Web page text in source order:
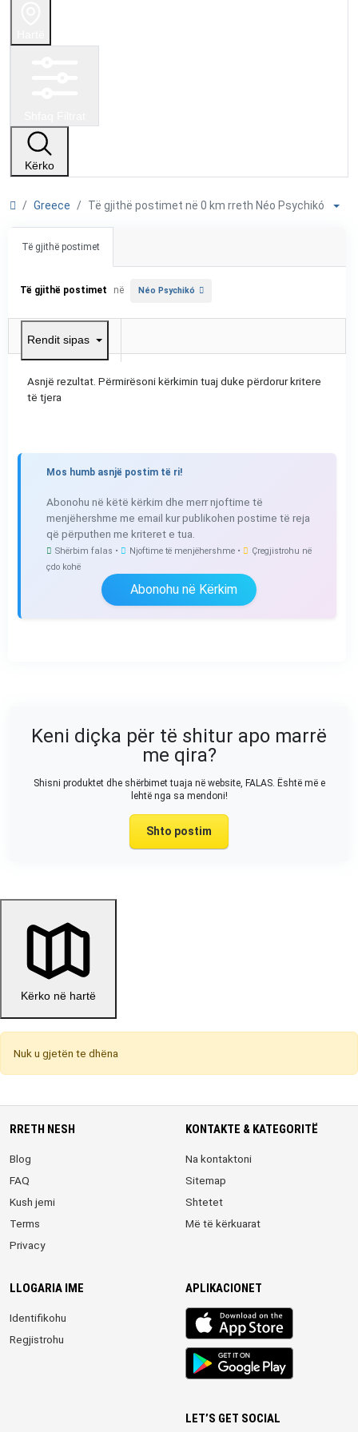
Kërko
Greece Të gjithë postimet në 0 km rreth Néo Psychikó
Të gjithë postimet
Të gjithë postimet në Néo Psychikó
Rendit sipas
Asnjë rezultat. Përmirësoni kërkimin tuaj duke përdorur kritere
të tjera
Mos humb asnjë postim të ri!
Abonohu në këtë kërkim dhe merr njoftime të
menjëhershme me email kur publikohen postime të reja
që përputhen me kriteret e tua.
Shërbim falas • Njoftime të menjëhershme •
Çregjistrohu në
çdo kohë
Abonohu në Kërkim
Keni diçka për të shitur apo marrë
me qira?
Shisni produktet dhe shërbimet tuaja në website, FALAS. Është më e
lehtë nga sa mendoni!
Shto postim
Kërko në hartë
Nuk u gjetën te dhëna
RRETH NESH
Blog
FAQ
Kush jemi
Terms
Privacy
KONTAKTE & KATEGORITË
Na kontaktoni
Sitemap
Shtetet
Më të kërkuarat
LLOGARIA IME
Identifikohu
Regjistrohu
APLIKACIONET
iOS
app
Android
App
LET’S GET SOCIAL